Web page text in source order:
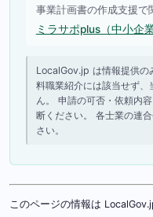
事業計画書の作成支援で
ミラサポplus（中小企
LocalGov.jp は情報提供の
料職業紹介には該当せず
ん。 申請の可否・依頼内
断ください。 各士業の連
さい。
このページの情報は